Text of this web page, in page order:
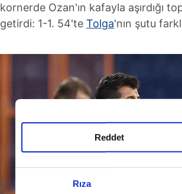
Rıza
Reddet
kornerde Ozan'ın kafayla aşırdığı
getirdi: 1-1. 54'te Tolga'nın şutu